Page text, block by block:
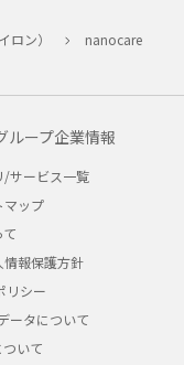
ロン）
nanocare
ループ企業情報
/サービス一覧
マップ
情報保護方針
リシー
ータについて
いて